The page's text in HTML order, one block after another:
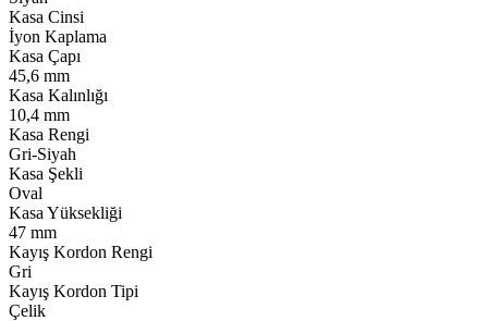
Kasa Cinsi
İyon Kaplama
Kasa Çapı
45,6 mm
Kasa Kalınlığı
10,4 mm
Kasa Rengi
Gri-Siyah
Kasa Şekli
Oval
Kasa Yüksekliği
47 mm
Kayış Kordon Rengi
Gri
Kayış Kordon Tipi
Çelik